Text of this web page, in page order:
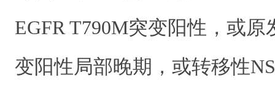
EGFR T790M突变阳性，或原
变阳性局部晚期，或转移性